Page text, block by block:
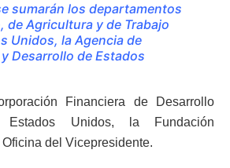
sumarán los departamentos
de Agricultura y de Trabajo
Unidos, la Agencia de
Desarrollo de Estados
Financiera de Desarrollo
Estados Unidos, la Fundación
Oficina del Vicepresidente.